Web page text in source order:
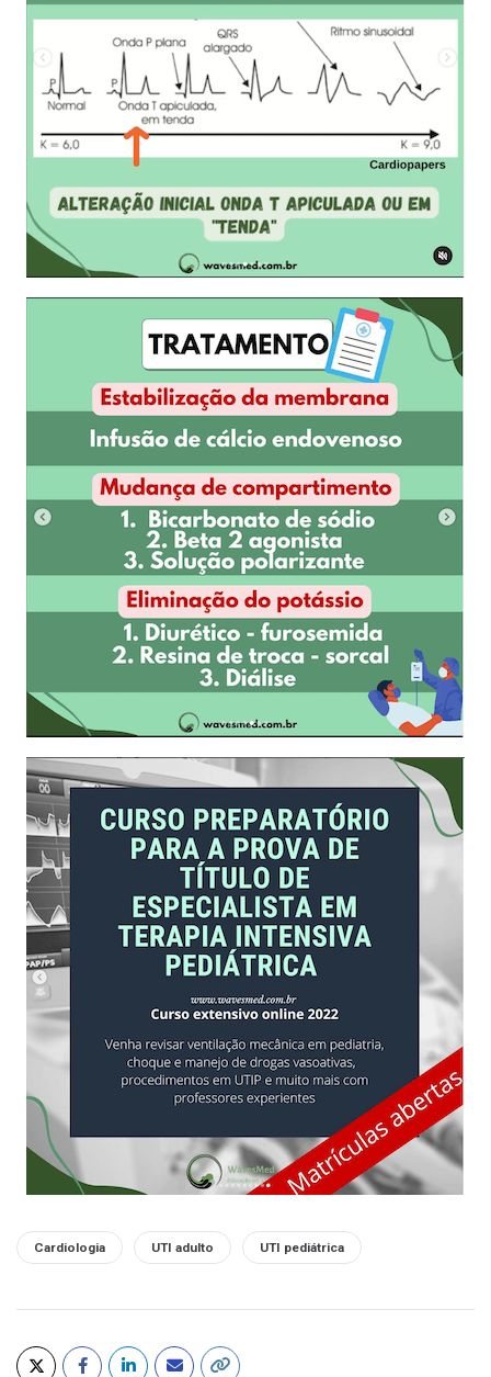
Tags:Cardiologia UTI adulto UTI pediátrica